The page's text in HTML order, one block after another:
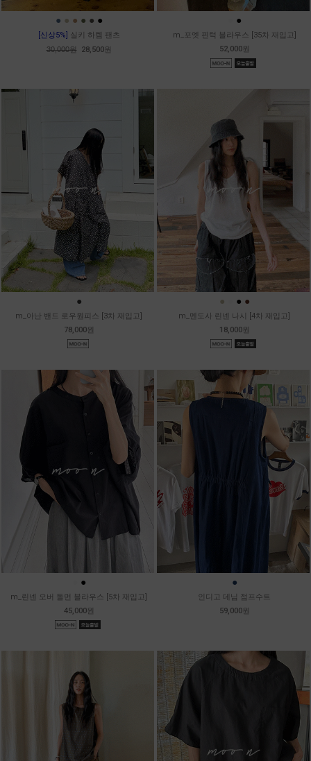
● ● ● ● ● ●
[신상5%] 실키 하렘 팬츠
30,000원 28,500원
●
m_포엣 핀턱 블라우스 [35차 재입고]
52,000원
●
m_아난 밴드 로우원피스 [3차 재입고]
78,000원
● ● ●
m_멘도사 린넨 나시 [4차 재입고]
18,000원
●
m_린넨 오버 돌먼 블라우스 [5차 재입고]
45,000원
●
인디고 데님 점프수트
59,000원